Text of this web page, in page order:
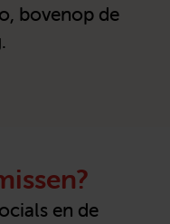
bovenop de
en de